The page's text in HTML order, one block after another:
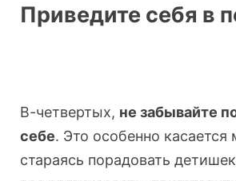
Приведите себя в
В-четвертых, не забывайте
себе. Это особенно
стараясь порадовать